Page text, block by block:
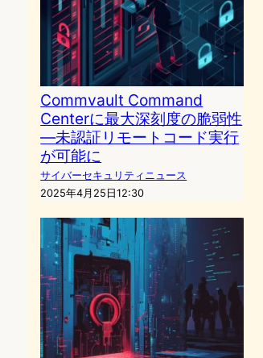
Commvault Command
Centerに最大深刻度の脆弱性
—未認証リモートコード実行
が可能に
サイバーセキュリティニュース
2025年4月25日12:30